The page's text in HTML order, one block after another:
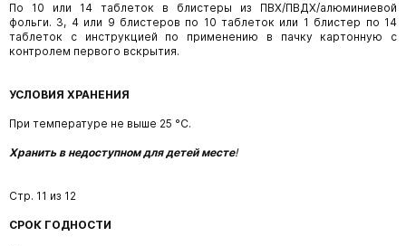
По 10 или 14 таблеток в блистеры из ПВХ/ПВДХ/алюминиевой
фольги. 3, 4 или 9 блистеров по 10 таблеток или 1 блистер по 14
таблеток с инструкцией по применению в пачку картонную с
контролем первого вскрытия.
УСЛОВИЯ ХРАНЕНИЯ
При температуре не выше 25 °С.
Хранить в недоступном для детей месте!
Стр. 11 из 12
СРОК ГОДНОСТИ